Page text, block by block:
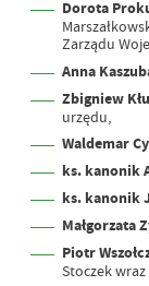
Dorota
Zarządu
Anna
Zbigniew
urzędu,
Waldemar
ks. kanonik
ks. kanonik
Małgorzata
Piotr
Stoczek